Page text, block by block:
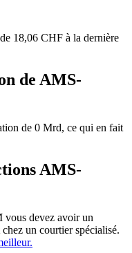
18,06 CHF à la dernière
de AMS-
de 0 Mrd, ce qui en fait
AMS-
vous devez avoir un
un courtier spécialisé.